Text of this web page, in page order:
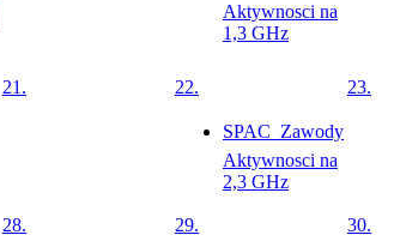
Aktywnosci na
1,3 GHz
21. 22.
SPAC  Zawody
Aktywnosci na
2,3 GHz
23.
28. 29. 30.